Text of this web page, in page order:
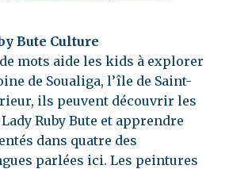
Bute Culture
mots aide les kids à explorer
de Soualiga, l’île de Saint-
ils peuvent découvrir les
Ruby Bute et apprendre
dans quatre des
parlées ici. Les peintures